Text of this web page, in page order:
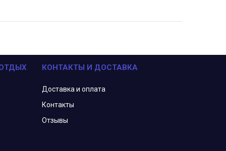
КОНТАКТЫ И ДОСТАВКА
Доставка и оплата
Контакты
Отзывы